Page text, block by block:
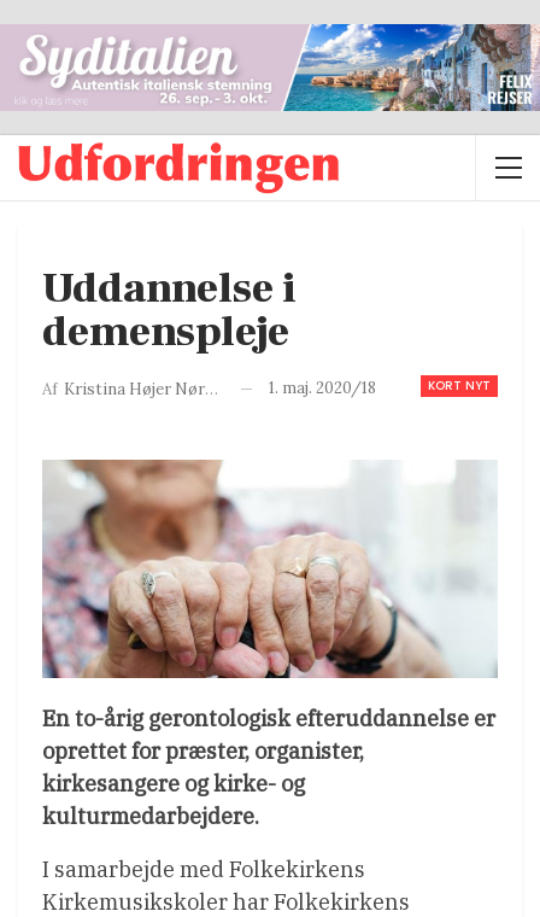
Uddannelse i
demenspleje
KORT NYT
Af Kristina Højer Nørgaard 1. maj. 2020/18
En to-årig gerontologisk efteruddannelse er
oprettet for præster, organister,
kirkesangere og kirke- og
kulturmedarbejdere.
I samarbejde med Folkekirkens
Kirkemusikskoler har Folkekirkens